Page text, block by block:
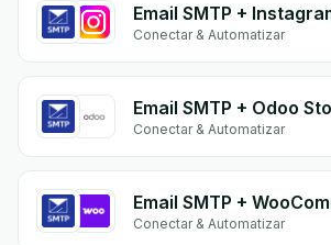
Email SMTP +
Conectar & Automatizar
Email SMTP + Odoo
Conectar & Automatizar
Email SMTP +
Conectar & Automatizar